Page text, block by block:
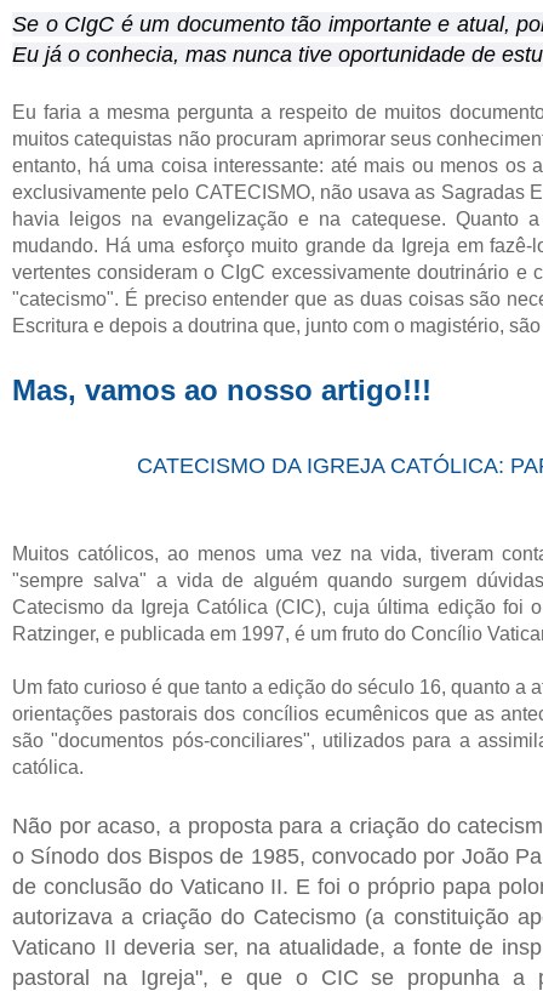
Se o CIgC é um documento tão importante e atual,
Eu já o conhecia, mas nunca tive oportunidade de
Eu faria a mesma pergunta a respeito de muitos
muitos catequistas não procuram aprimorar seus
entanto, há uma coisa interessante: até mais ou menos os
exclusivamente pelo CATECISMO, não usava as Sagradas
havia leigos na evangelização e na catequese. Quanto
mudando. Há uma esforço muito grande da Igreja em
vertentes consideram o CIgC excessivamente doutrinário e
"catecismo". É preciso entender que as duas coisas são
Escritura e depois a doutrina que, junto com o magistério,
Mas, vamos ao nosso artigo!!!
CATECISMO DA IGREJA CATÓLICA:
Muitos católicos, ao menos uma vez na vida, tiveram
"sempre salva" a vida de alguém quando surgem
Catecismo da Igreja Católica (CIC), cuja última edição foi
Ratzinger, e publicada em 1997, é um fruto do Concílio
Um fato curioso é que tanto a edição do século 16, quanto a
orientações pastorais dos concílios ecumênicos que as
são "documentos pós-conciliares", utilizados para a
católica.
Não por acaso, a proposta para a criação do
o Sínodo dos Bispos de 1985, convocado por João
de conclusão do Vaticano II. E foi o próprio papa
autorizava a criação do Catecismo (a constituição
Vaticano II deveria ser, na atualidade, a fonte de
pastoral na Igreja", e que o CIC se propunha a